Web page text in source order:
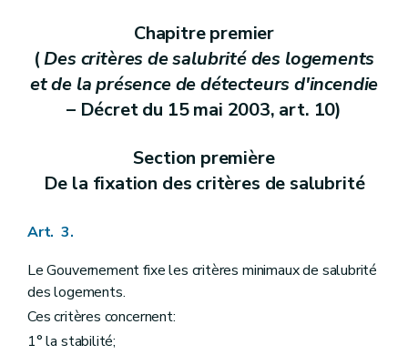
Chapitre premier
(Des critères de salubrité des logements
et de la présence de détecteurs d'incendie
– Décret du 15 mai 2003, art. 10)
Section première
De la fixation des critères de salubrité
Art. 3.
Le Gouvernement fixe les critères minimaux de salubrité
des logements.
Ces critères concernent:
1° la stabilité;